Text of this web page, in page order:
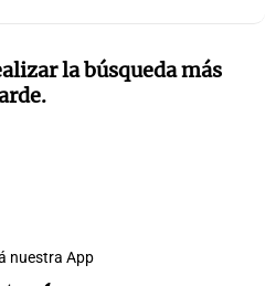
la búsqueda más
nuestra App